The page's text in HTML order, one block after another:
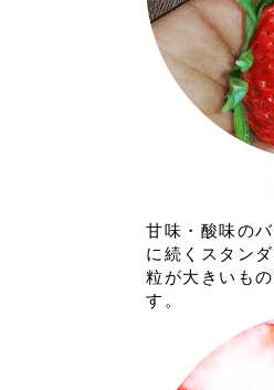
甘味・酸味の
に続くスタン
粒が大きいも
す。